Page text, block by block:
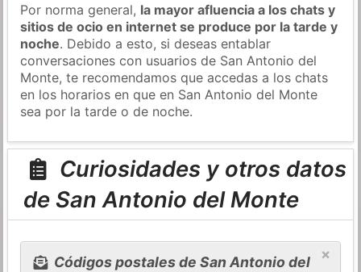
Por norma general, la mayor afluencia a los chats y
sitios de ocio en internet se produce por la tarde y
noche. Debido a esto, si deseas entablar
conversaciones con usuarios de San Antonio del
Monte, te recomendamos que accedas a los chats
en los horarios en que en San Antonio del Monte
sea por la tarde o de noche.
Curiosidades y otros datos
de San Antonio del Monte
×
Códigos postales de San Antonio del